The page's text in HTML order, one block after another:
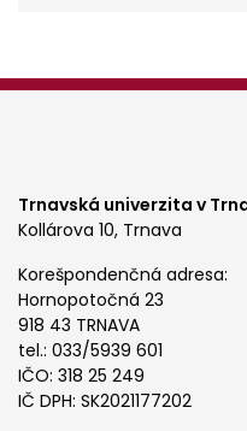
Trnavská univerzita v
Kollárova 10, Trnava
Korešpondenčná adresa:
Hornopotočná 23
918 43 TRNAVA
tel.: 033/5939 601
IČO: 318 25 249
IČ DPH: SK2021177202